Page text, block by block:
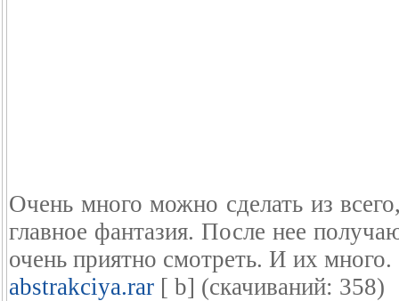
Очень много можно сделать из
главное фантазия. После нее
очень приятно смотреть. И их много.
abstrakciya.rar [ b] (cкачиваний: 358)